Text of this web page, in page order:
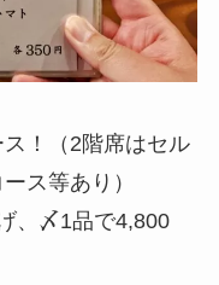
！（2階席はセル
ス等あり）
、〆1品で4,800